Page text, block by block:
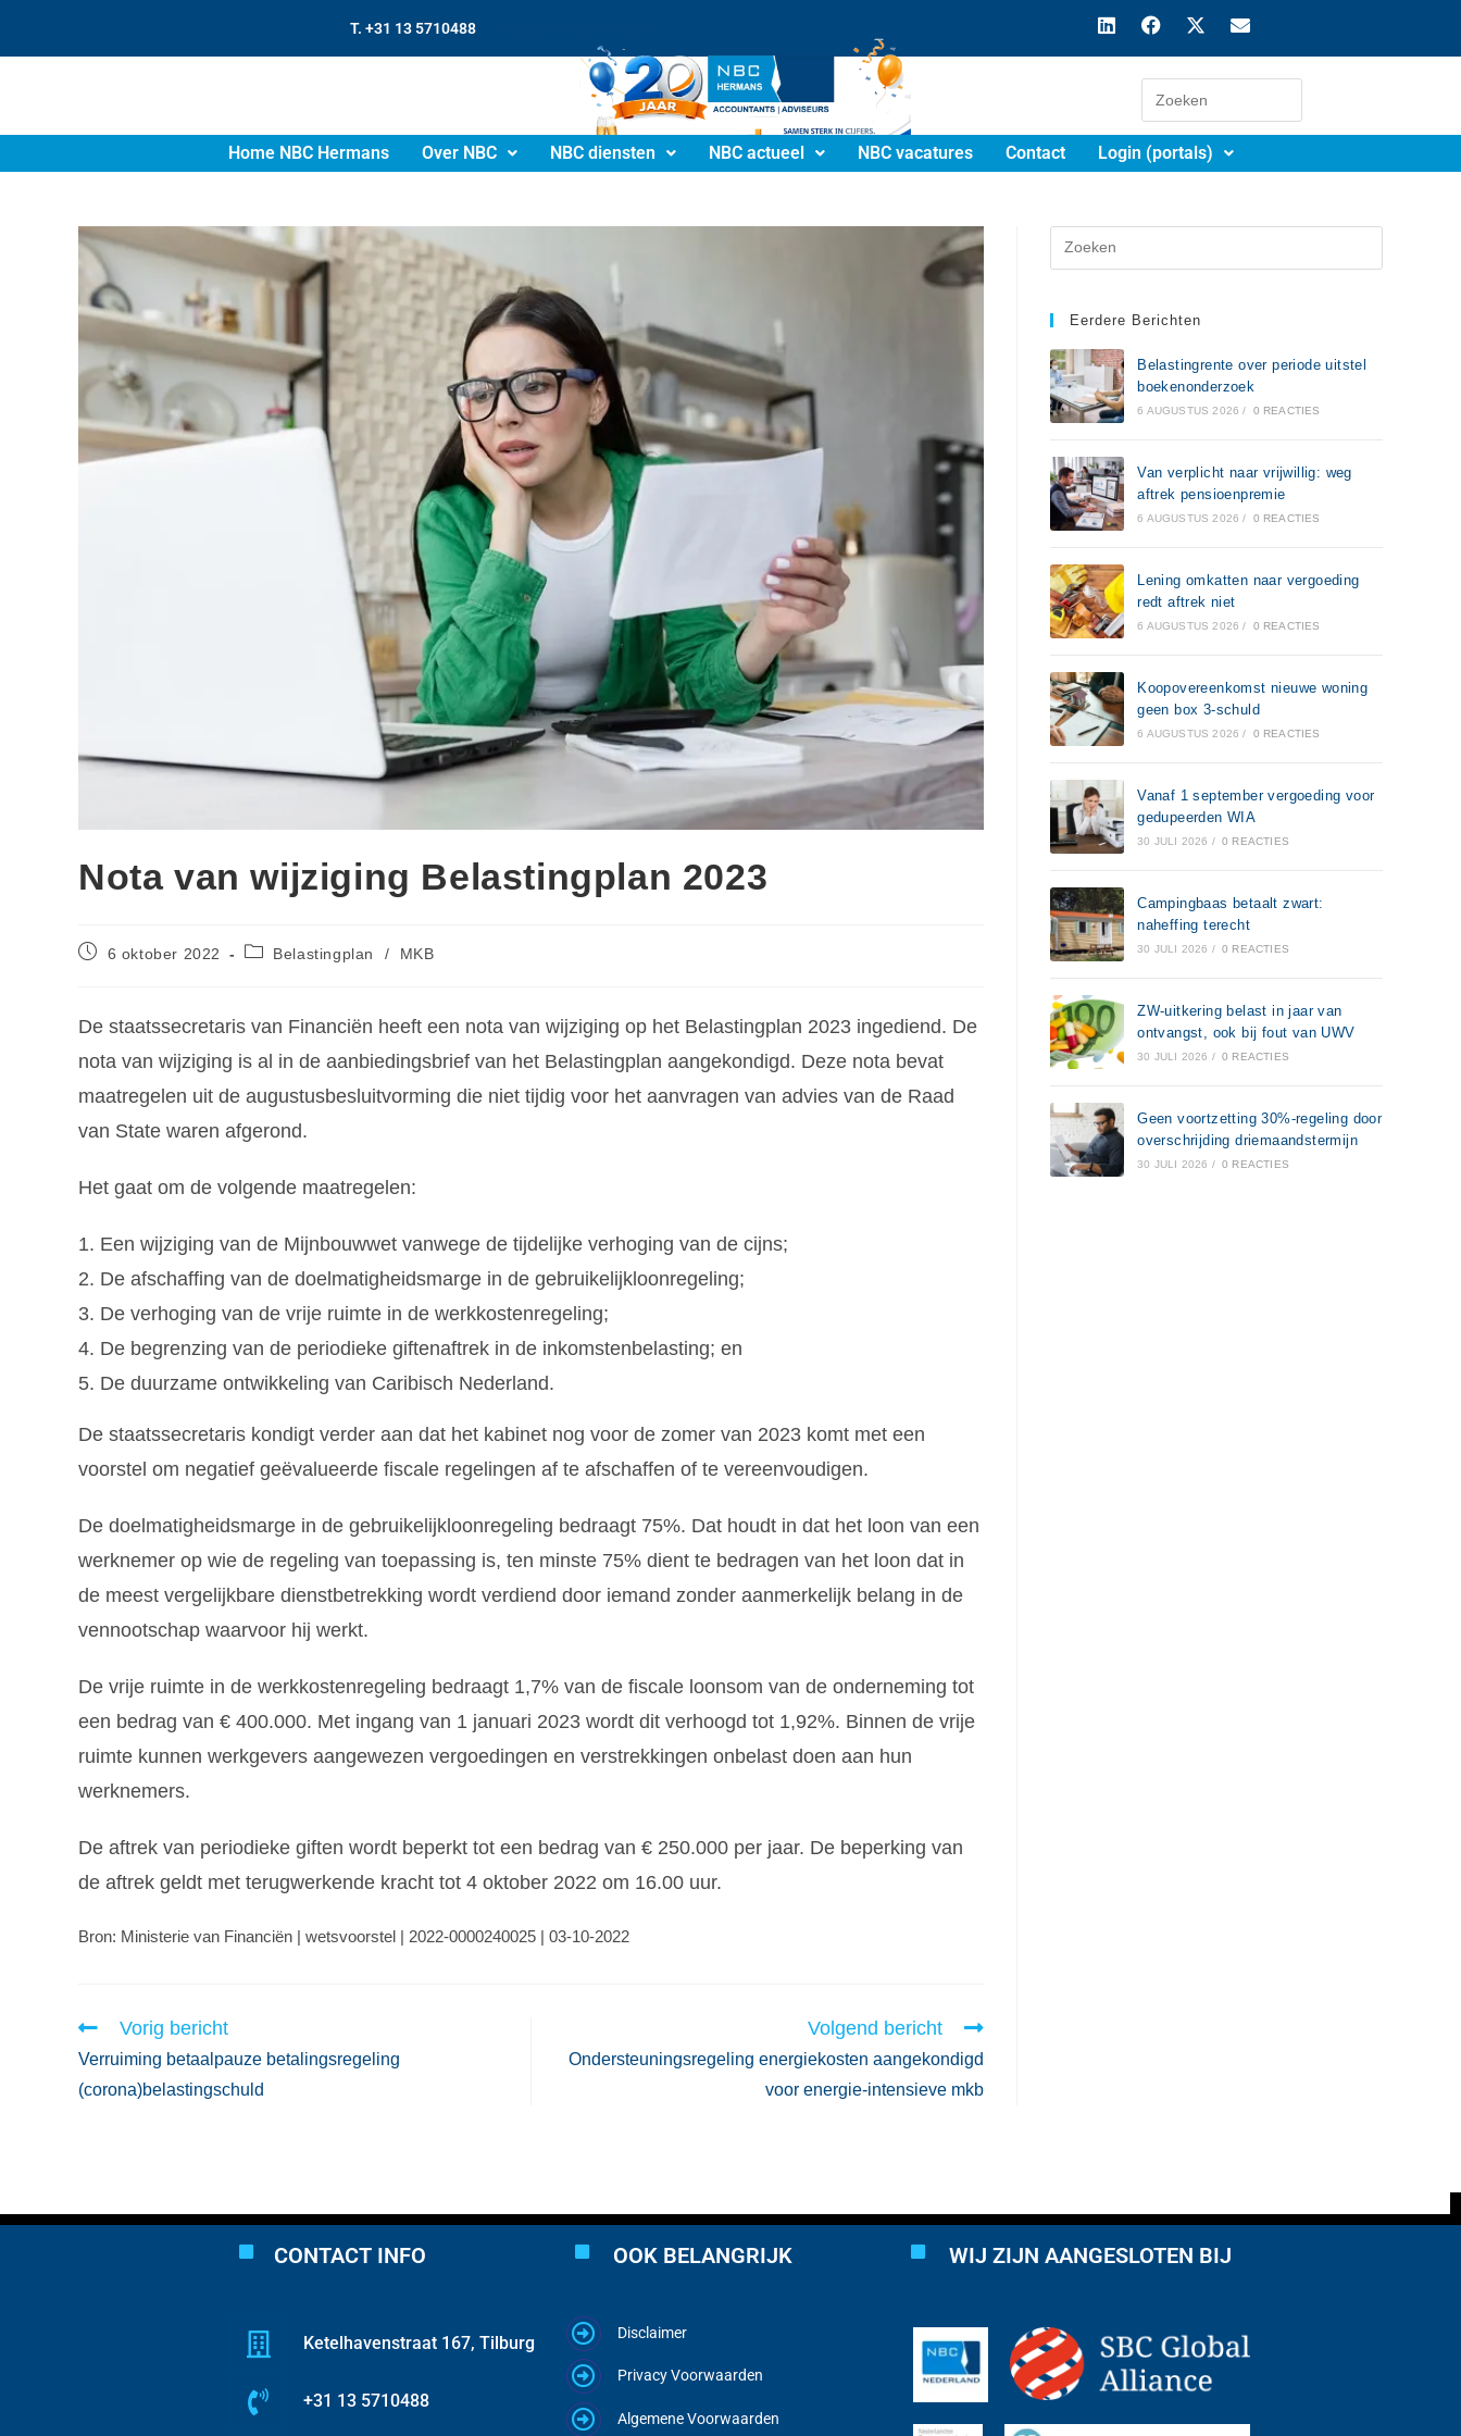
T. +31 13 5710488
Home NBC Hermans Over NBC NBC diensten NBC actueel NBC vacatures Contact Login (portals)
Nota van wijziging Belastingplan 2023
6 oktober 2022 Belastingplan / MKB
De staatssecretaris van Financiën heeft een nota van wijziging op het Belastingplan 2023 ingediend. De
nota van wijziging is al in de aanbiedingsbrief van het Belastingplan aangekondigd. Deze nota bevat
maatregelen uit de augustusbesluitvorming die niet tijdig voor het aanvragen van advies van de Raad
van State waren afgerond.
Het gaat om de volgende maatregelen:
Een wijziging van de Mijnbouwwet vanwege de tijdelijke verhoging van de cijns;
De afschaffing van de doelmatigheidsmarge in de gebruikelijkloonregeling;
De verhoging van de vrije ruimte in de werkkostenregeling;
De begrenzing van de periodieke giftenaftrek in de inkomstenbelasting; en
De duurzame ontwikkeling van Caribisch Nederland.
De staatssecretaris kondigt verder aan dat het kabinet nog voor de zomer van 2023 komt met een
voorstel om negatief geëvalueerde fiscale regelingen af te afschaffen of te vereenvoudigen.
De doelmatigheidsmarge in de gebruikelijkloonregeling bedraagt 75%. Dat houdt in dat het loon van een
werknemer op wie de regeling van toepassing is, ten minste 75% dient te bedragen van het loon dat in
de meest vergelijkbare dienstbetrekking wordt verdiend door iemand zonder aanmerkelijk belang in de
vennootschap waarvoor hij werkt.
De vrije ruimte in de werkkostenregeling bedraagt 1,7% van de fiscale loonsom van de onderneming tot
een bedrag van € 400.000. Met ingang van 1 januari 2023 wordt dit verhoogd tot 1,92%. Binnen de vrije
ruimte kunnen werkgevers aangewezen vergoedingen en verstrekkingen onbelast doen aan hun
werknemers.
De aftrek van periodieke giften wordt beperkt tot een bedrag van € 250.000 per jaar. De beperking van
de aftrek geldt met terugwerkende kracht tot 4 oktober 2022 om 16.00 uur.
Bron: Ministerie van Financiën | wetsvoorstel | 2022-0000240025 | 03-10-2022
Vorig bericht
Verruiming betaalpauze betalingsregeling
(corona)belastingschuld
Volgend bericht
Ondersteuningsregeling energiekosten aangekondigd
voor energie-intensieve mkb
Eerdere Berichten
Belastingrente over periode uitstel
boekenonderzoek
6 AUGUSTUS 2026 / 0 REACTIES
Van verplicht naar vrijwillig: weg
aftrek pensioenpremie
6 AUGUSTUS 2026 / 0 REACTIES
Lening omkatten naar vergoeding
redt aftrek niet
6 AUGUSTUS 2026 / 0 REACTIES
Koopovereenkomst nieuwe woning
geen box 3-schuld
6 AUGUSTUS 2026 / 0 REACTIES
Vanaf 1 september vergoeding voor
gedupeerden WIA
30 JULI 2026 / 0 REACTIES
Campingbaas betaalt zwart:
naheffing terecht
30 JULI 2026 / 0 REACTIES
ZW-uitkering belast in jaar van
ontvangst, ook bij fout van UWV
30 JULI 2026 / 0 REACTIES
Geen voortzetting 30%-regeling door
overschrijding driemaandstermijn
30 JULI 2026 / 0 REACTIES
CONTACT INFO
Ketelhavenstraat 167, Tilburg
+31 13 5710488
OOK BELANGRIJK
Disclaimer
Privacy Voorwaarden
Algemene Voorwaarden
WIJ ZIJN AANGESLOTEN BIJ